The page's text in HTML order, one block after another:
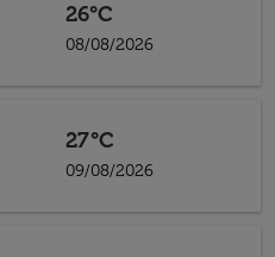
26°C
08/08/2026
27°C
09/08/2026